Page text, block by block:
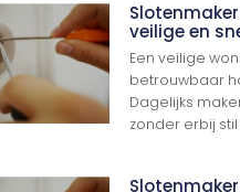
veilige en
Een veilige
betrouwbaar
Dagelijks
zonder erbij